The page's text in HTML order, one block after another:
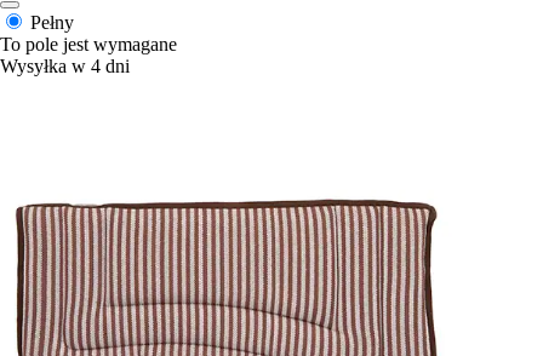
Pełny
To pole jest wymagane
Wysyłka w 4 dni